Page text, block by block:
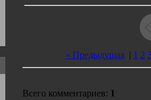
« Предыдущая| 1 2
Всего комментариев: 1